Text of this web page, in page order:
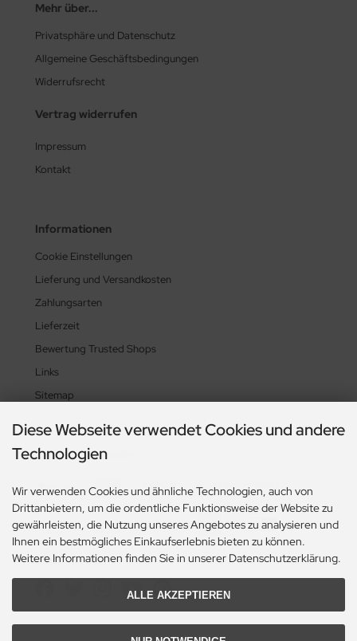
Mehr über...
Privatsphäre und Datenschutz
Allgemeine Geschäftsbedingungen
Widerrufsrecht
Vertrag widerrufen
Impressum
Kontakt
Informationen
Cookie Einstellungen
Lieferung und Versandkosten
Zahlungsarten
Lieferzeit
Bewertung Trusted Shops
Links
Sitemap
Zahlungsmethoden
Social Media
Diese Webseite verwendet Cookies und andere
Technologien
Wir verwenden Cookies und ähnliche Technologien, auch von
Drittanbietern, um die ordentliche Funktionsweise der Website zu
gewährleisten, die Nutzung unseres Angebotes zu analysieren und
Ihnen ein bestmögliches Einkaufserlebnis bieten zu können.
Weitere Informationen finden Sie in unserer Datenschutzerklärung.
ALLE AKZEPTIEREN